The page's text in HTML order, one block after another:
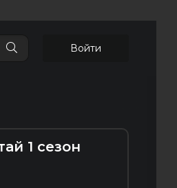
Войти
1 сезон